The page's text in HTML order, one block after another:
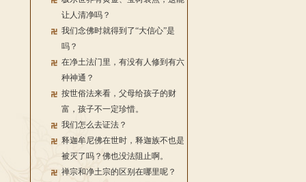
让人清净吗？
我们念佛时就得到了“大信心”是
吗？
在净土法门里，有没有人修到有六
种神通？
按世俗法来看，父母给孩子的财
富，孩子不一定珍惜。
我们怎么去证法？
释迦牟尼佛在世时，释迦族不也是
被灭了吗？佛也没法阻止啊。
禅宗和净土宗的区别在哪里呢？